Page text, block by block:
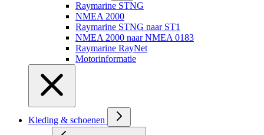
Raymarine STNG
NMEA 2000
Raymarine STNG naar ST1
NMEA 2000 naar NMEA 0183
Raymarine RayNet
Motorinformatie
Kleding & schoenen